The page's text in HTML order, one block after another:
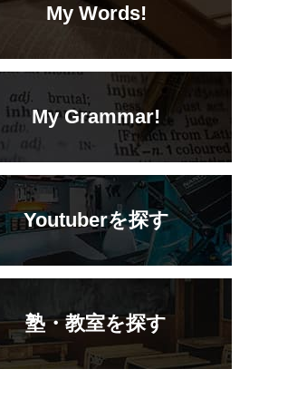
My Words!
My Grammar!
Youtuberを探す
塾・教室を探す